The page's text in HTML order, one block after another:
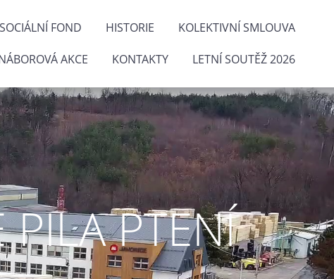
SOCIÁLNÍ FOND HISTORIE KOLEKTIVNÍ SMLOUVA
AKCE KONTAKTY LETNÍ SOUTĚŽ 2026
PTENÍ